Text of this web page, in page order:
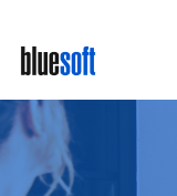
main
content